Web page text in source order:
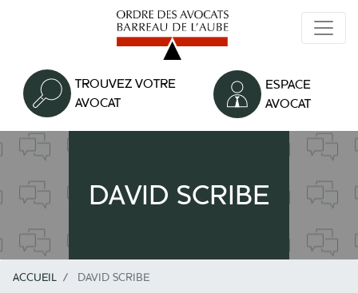
principal
TROUVEZ VOTRE
AVOCAT
ESPACE
AVOCAT
DAVID SCRIBE
ACCUEIL DAVID SCRIBE